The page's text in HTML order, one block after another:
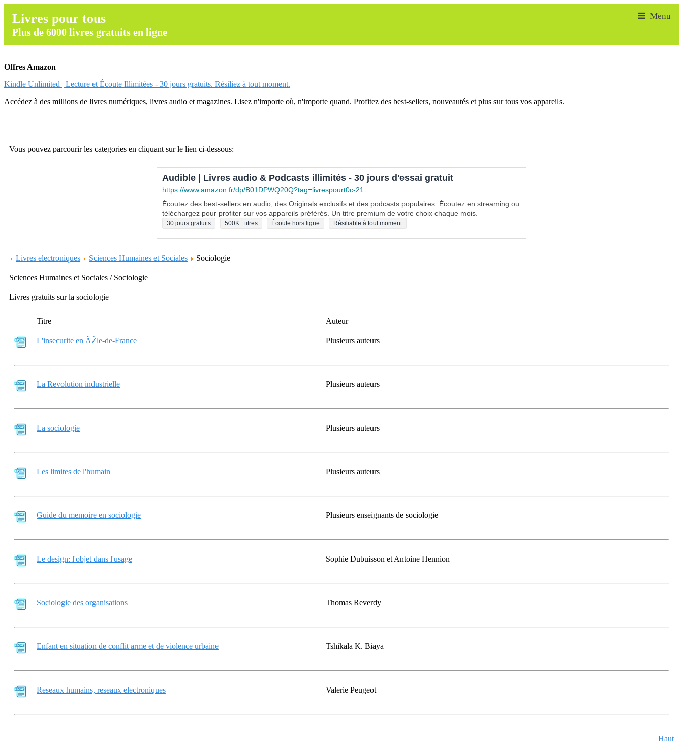
Livres pour tous
Plus de 6000 livres gratuits en ligne
Offres Amazon
Kindle Unlimited | Lecture et Écoute Illimitées - 30 jours gratuits. Résiliez à tout moment.
Accédez à des millions de livres numériques, livres audio et magazines. Lisez n'importe où, n'importe quand. Profitez des best-sellers, nouveautés et plus sur tous vos appareils.
Vous pouvez parcourir les categories en cliquant sur le lien ci-dessous:
Audible | Livres audio & Podcasts illimités - 30 jours d'essai gratuit
https://www.amazon.fr/dp/B01DPWQ20Q?tag=livrespourt0c-21
Écoutez des best-sellers en audio, des Originals exclusifs et des podcasts populaires. Écoutez en streaming ou
téléchargez pour profiter sur vos appareils préférés. Un titre premium de votre choix chaque mois.
30 jours gratuits 500K+ titres Écoute hors ligne Résiliable à tout moment
Livres electroniques Sciences Humaines et Sociales Sociologie
Sciences Humaines et Sociales / Sociologie
Livres gratuits sur la sociologie
Titre Auteur
L'insecurite en ÃŽle-de-France Plusieurs auteurs
La Revolution industrielle Plusieurs auteurs
La sociologie Plusieurs auteurs
Les limites de l'humain Plusieurs auteurs
Guide du memoire en sociologie Plusieurs enseignants de sociologie
Le design: l'objet dans l'usage Sophie Dubuisson et Antoine Hennion
Sociologie des organisations Thomas Reverdy
Enfant en situation de conflit arme et de violence urbaine Tshikala K. Biaya
Reseaux humains, reseaux electroniques Valerie Peugeot
Haut